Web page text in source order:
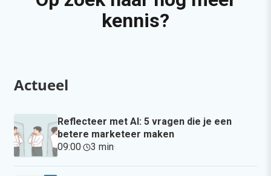
kennis?
Actueel
Reflecteer met AI: 5 vragen die je een
betere marketeer maken
09:00· 3 min·